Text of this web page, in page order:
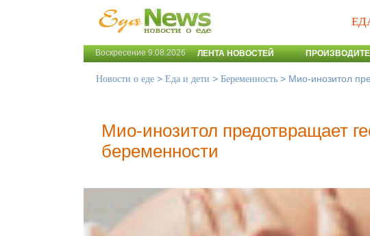
Воскресение 9.08.2026 ЛЕНТА НОВОСТЕЙ
Новости о еде > Еда и дети > Беременность > Мио-инозитол
Мио-инозитол предотвращает
беременности